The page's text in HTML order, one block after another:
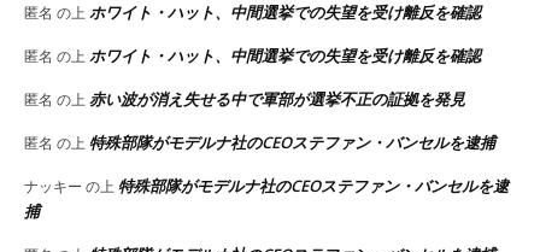
匿名 の上 ホワイト・ハット、中間選挙での失望を受け離反を確認
匿名 の上 ホワイト・ハット、中間選挙での失望を受け離反を確認
匿名 の上 赤い波が消え失せる中で軍部が選挙不正の証拠を発見
匿名 の上 特殊部隊がモデルナ社のCEOステファン・バンセルを逮捕
ナッキー の上 特殊部隊がモデルナ社のCEOステファン・バンセルを逮
捕